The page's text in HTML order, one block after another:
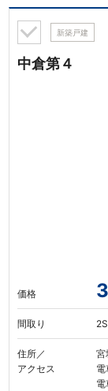
新築戸建
中倉第４
価格
間取り
住所／
アクセス
宮